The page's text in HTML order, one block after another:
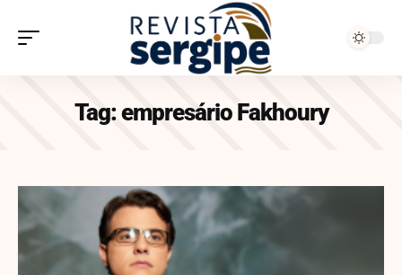
Tag:empresário Fakhoury